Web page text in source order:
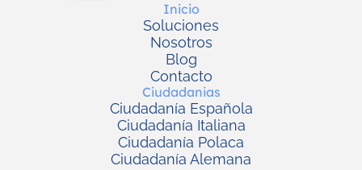
Inicio
Soluciones
Nosotros
Blog
Contacto
Ciudadanias
Ciudadanía Española
Ciudadanía Italiana
Ciudadanía Polaca
Ciudadanía Alemana